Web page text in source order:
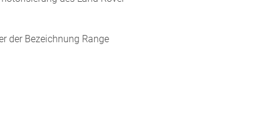
der Bezeichnung Range